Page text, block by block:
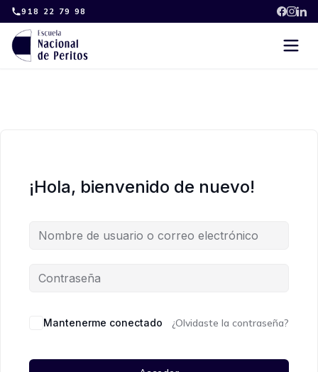
Skip
to
content
918 22 79 98
¡Hola, bienvenido de nuevo!
Mantenerme conectado ¿Olvidaste la contraseña?